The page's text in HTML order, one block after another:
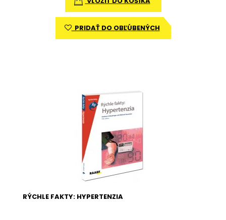
PRIDAŤ DO OBĽÚBENÝCH
RÝCHLE FAKTY: HYPERTENZIA